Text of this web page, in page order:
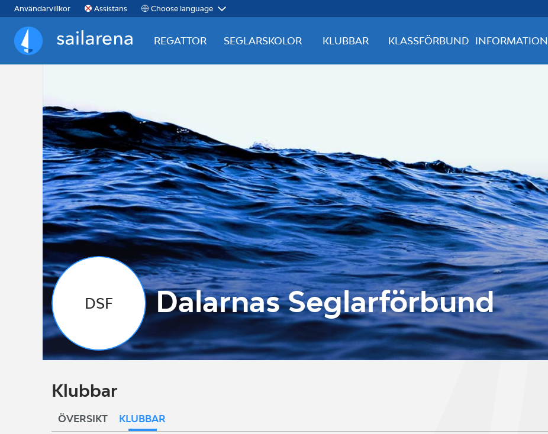
Användarvillkor Assistans Choose language
Sailarena
REGATTOR SEGLARSKOLOR KLUBBAR KLASSFÖRBUND INFORMATION
DSF Dalarnas Seglarförbund
Klubbar
ÖVERSIKT KLUBBAR